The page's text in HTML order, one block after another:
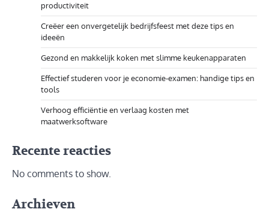
productiviteit
Creëer een onvergetelijk bedrijfsfeest met deze tips en
ideeën
Gezond en makkelijk koken met slimme keukenapparaten
Effectief studeren voor je economie-examen: handige tips en
tools
Verhoog efficiëntie en verlaag kosten met
maatwerksoftware
Recente reacties
No comments to show.
Archieven